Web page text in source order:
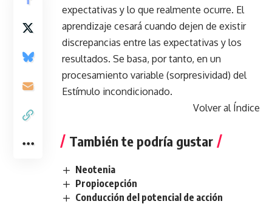
expectativas y lo que realmente ocurre. El
aprendizaje cesará cuando dejen de existir
discrepancias entre las expectativas y los
resultados. Se basa, por tanto, en un
procesamiento variable (sorpresividad) del
Estímulo incondicionado.
Volver al Índice
También te podría gustar
Neotenia
Propiocepción
Conducción del potencial de acción